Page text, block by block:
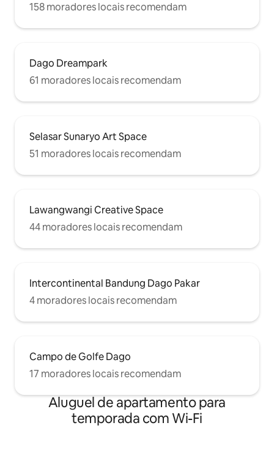
158 moradores locais recomendam
Dago Dreampark
61 moradores locais recomendam
Selasar Sunaryo Art Space
51 moradores locais recomendam
Lawangwangi Creative Space
44 moradores locais recomendam
Intercontinental Bandung Dago Pakar
4 moradores locais recomendam
Campo de Golfe Dago
17 moradores locais recomendam
Aluguel de apartamento para
temporada com Wi-Fi